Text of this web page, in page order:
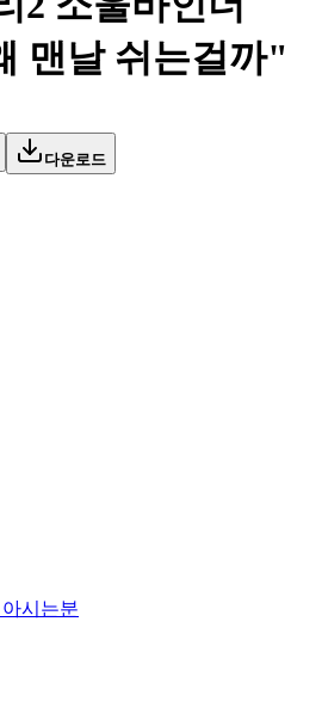
맨날 쉬는걸까"
다운로드
시는분